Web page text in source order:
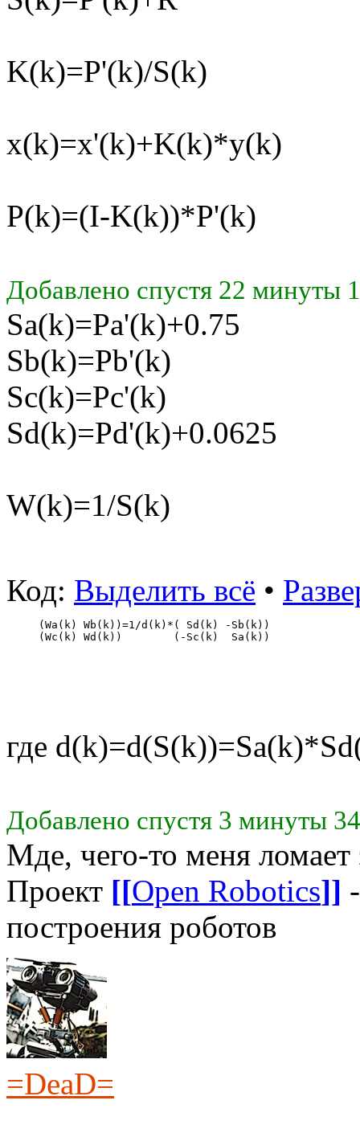
K(k)=P'(k)/S(k)
x(k)=x'(k)+K(k)*y(k)
P(k)=(I-K(k))*P'(k)
Добавлено спустя 22 минуты
Sa(k)=Pa'(k)+0.75
Sb(k)=Pb'(k)
Sc(k)=Pc'(k)
Sd(k)=Pd'(k)+0.0625
W(k)=1/S(k)
Код: Выделить всё •
(Wa(k) Wb(k))=1/d(k)*( Sd(k) -Sb(k))
(Wc(k) Wd(k))        (-Sc(k)  Sa(k))
где
Добавлено спустя 3 минуты
Мде, чего-то меня
Проект [[Open Robotics]]
построения роботов
=DeaD=